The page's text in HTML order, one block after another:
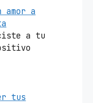
amor a
a tu
tus